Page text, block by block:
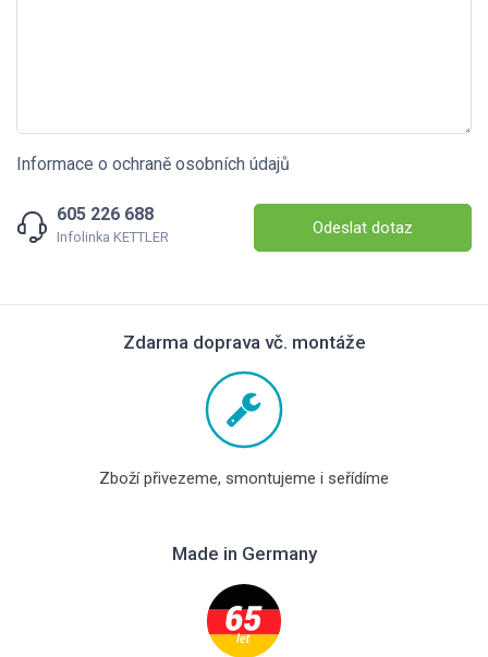
Informace o ochraně osobních údajů
605 226 688
Infolinka KETTLER Odeslat dotaz
Zdarma doprava vč. montáže
Zboží přivezeme, smontujeme i seřídíme
Made in Germany